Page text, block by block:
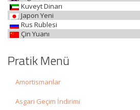
Kuveyt Dinarı
Japon Yeni
Rus Rublesi
Çin Yuanı
Pratik Menü
Amortismanlar
Asgari Geçim İndirimi